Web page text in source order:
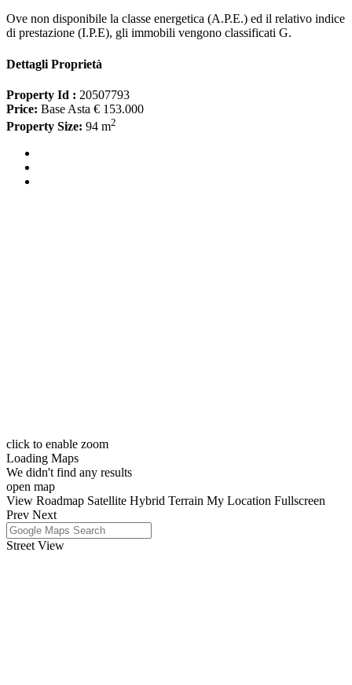
Ove non disponibile la classe energetica (A.P.E.) ed il relativo indice
di prestazione (I.P.E), gli immobili vengono classificati G.
Dettagli Proprietà
Property Id : 20507793
Price: Base Asta € 153.000
Property Size: 94 m2
click to enable zoom
Loading Maps
We didn't find any results
open map
View Roadmap Satellite Hybrid Terrain My Location Fullscreen
Prev Next
Street View